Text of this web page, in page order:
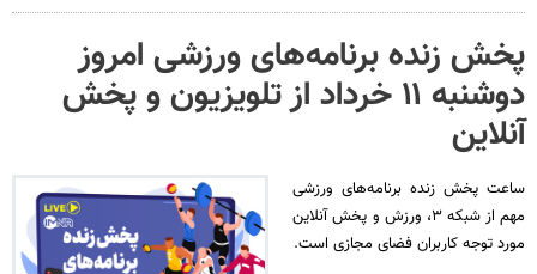
پخش زنده برنامه‌های ورزشی امروز
دوشنبه ۱۱ خرداد از تلویزیون و پخش
آنلاین
ساعت پخش زنده برنامه‌های ورزشی
مهم از شبکه ۳، ورزش و پخش آنلاین
مورد توجه کاربران فضای مجازی است.